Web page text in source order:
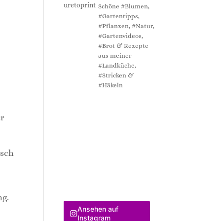
Schöne #Blumen,
#Gartentipps,
#Pflanzen, #Natur,
#Gartenvideos,
#Brot & Rezepte
aus meiner
#Landküche,
#Stricken &
#Häkeln
Ansehen auf
Instagram